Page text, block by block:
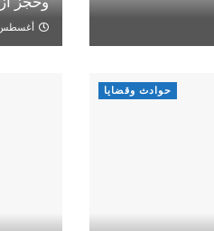
أغسطس 5,
حوادث وقضايا